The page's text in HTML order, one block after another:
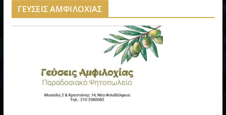
ΓΕΥΣΕΙΣ ΑΜΦΙΛΟΧΙΑΣ